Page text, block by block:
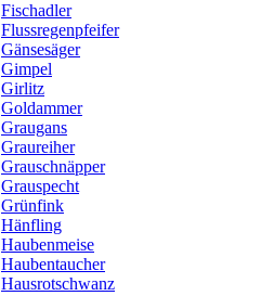
Fischadler
Flussregenpfeifer
Gänsesäger
Gimpel
Girlitz
Goldammer
Graugans
Graureiher
Grauschnäpper
Grauspecht
Grünfink
Hänfling
Haubenmeise
Haubentaucher
Hausrotschwanz